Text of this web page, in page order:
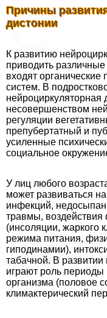
Причины
дистонии
К развитию
приводить
входят
систем. В
нейроциркуляторная
несовершенством
регуляции
препубертатный и
усиленные
социальное
У лиц любого
может развиваться
инфекций,
травмы, воздействия
(инсоляции, жаркого
режима питания,
гиподинамии),
табачной. В
играют роль периоды
организма (пoлoвoе
климактерический